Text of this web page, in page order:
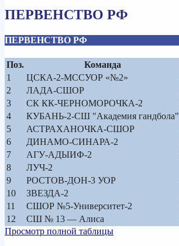
ПЕРВЕНСТВО РФ
ПЕРВЕНСТВО РФ
Поз. Команда
1
ЦСКА-2-МССУОР «№2»
2
ЛАДА-СШОР
3
СК КК-ЧЕРНОМОРОЧКА-2
4
КУБАНЬ-2-СШ "Академия гандбола"
5
АСТРАХАНОЧКА-СШОР
6
ДИНАМО-СИНАРА-2
7
АГУ-АДЫИФ-2
8
ЛУЧ-2
9
РОСТОВ-ДОН-3 УОР
10
ЗВЕЗДА-2
11
СШОР №5-Университет-2
12
СШ № 13 — Алиса
Просмотр полной таблицы